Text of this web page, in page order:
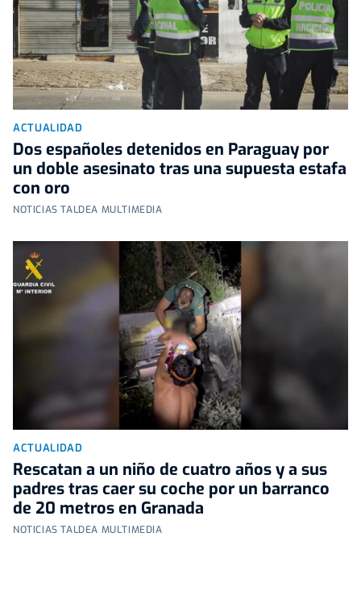
ACTUALIDAD
Dos españoles detenidos en Paraguay por
un doble asesinato tras una supuesta estafa
con oro
NOTICIAS TALDEA MULTIMEDIA
ACTUALIDAD
Rescatan a un niño de cuatro años y a sus
padres tras caer su coche por un barranco
de 20 metros en Granada
NOTICIAS TALDEA MULTIMEDIA